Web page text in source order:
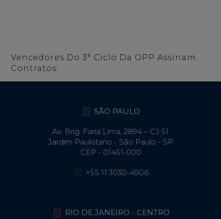
Vencedores Do 3° Ciclo Da OPP Assinam
Contratos
SÃO PAULO
Av. Brig. Faria Lima, 2894 – CJ 51
Jardim Paulistano - São Paulo - SP
CEP - 01451-000
+55 11 3030-4906
RIO DE JANEIRO - CENTRO